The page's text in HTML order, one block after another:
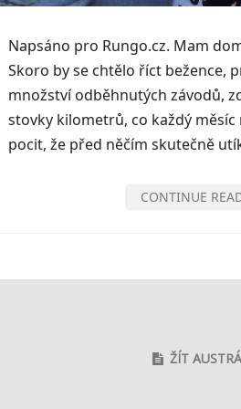
Napsáno pro Rungo.cz. Mam
Skoro by se chtělo říct bežence,
množství odběhnutých závodů,
stovky kilometrů, co každý měsíc
pocit, že před něčím skutečně
CONTINUE
ŽÍT